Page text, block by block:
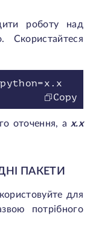
роботу над
Скористайтеся
Copy
оточення, а x.x
ПАКЕТИ
для
потрібного